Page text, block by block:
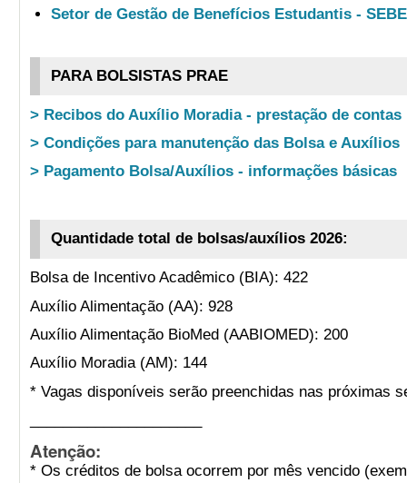
Setor de Gestão de Benefícios Estudantis -
PARA BOLSISTAS PRAE
> Recibos do Auxílio Moradia - prestação de contas
> Condições para manutenção das Bolsa e Auxílios
> Pagamento Bolsa/Auxílios - informações básicas
Quantidade total de bolsas/auxílios 2026:
Bolsa de Incentivo Acadêmico (BIA): 422
Auxílio Alimentação (AA): 928
Auxílio Alimentação BioMed (AABIOMED): 200
Auxílio Moradia (AM): 144
* Vagas disponíveis serão preenchidas nas próximas
Atenção:
* Os créditos de bolsa ocorrem por mês vencido